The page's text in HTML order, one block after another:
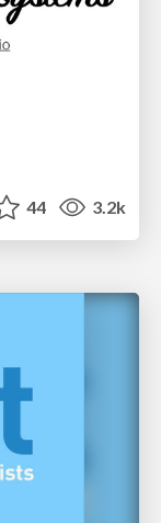
44 3.2k